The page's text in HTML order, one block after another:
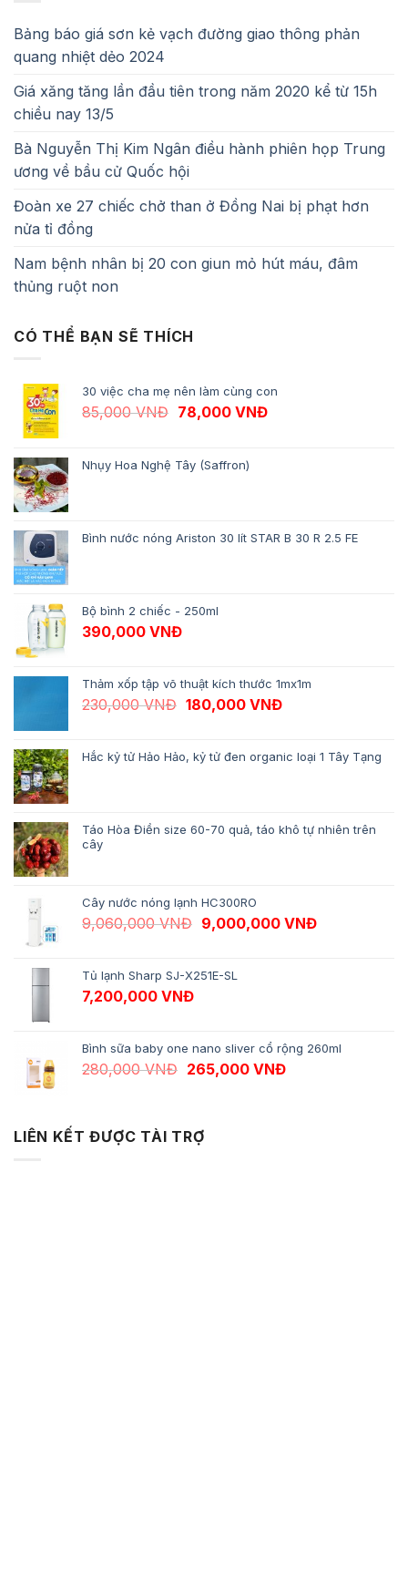
Bảng báo giá sơn kẻ vạch đường giao thông phản
quang nhiệt dẻo 2024
Giá xăng tăng lần đầu tiên trong năm 2020 kể từ 15h
chiều nay 13/5
Bà Nguyễn Thị Kim Ngân điều hành phiên họp Trung
ương về bầu cử Quốc hội
Đoàn xe 27 chiếc chở than ở Đồng Nai bị phạt hơn
nửa tỉ đồng
Nam bệnh nhân bị 20 con giun mỏ hút máu, đâm
thủng ruột non
CÓ THỂ BẠN SẼ THÍCH
30 việc cha mẹ nên làm cùng con
85,000VNĐ Giá gốc là: 85,000 VNĐ.
78,000 VNĐGiá hiện tại là:
Nhụy Hoa Nghệ Tây (Saffron)
Bình nước nóng Ariston 30 lít STAR B 30 R 2.5 FE
Bộ bình 2 chiếc - 250ml
390,000 VNĐ
Thảm xốp tập võ thuật kích thước 1mx1m
230,000VNĐ Giá gốc là: 230,000 VNĐ.
180,000 VNĐGiá hiện tại là:
Hắc kỷ tử Hảo Hảo, kỷ tử đen organic loại 1 Tây Tạng
Táo Hòa Điền size 60-70 quả, táo khô tự nhiên trên
cây
Cây nước nóng lạnh HC300RO
9,060,000VNĐ Giá gốc là: 9,060,000 VNĐ.
9,000,000 VNĐGiá hiện tại
Tủ lạnh Sharp SJ-X251E-SL
7,200,000 VNĐ
Bình sữa baby one nano sliver cổ rộng 260ml
280,000VNĐ Giá gốc là: 280,000 VNĐ.
265,000 VNĐGiá hiện tại là:
LIÊN KẾT ĐƯỢC TÀI TRỢ